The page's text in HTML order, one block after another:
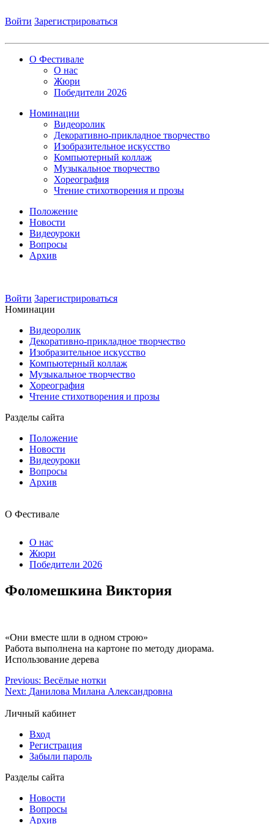
Войти Зарегистрироваться
О Фестивале
О нас
Жюри
Победители 2026
Номинации
Видеоролик
Декоративно-прикладное творчество
Изобразительное искусство
Компьютерный коллаж
Музыкальное творчество
Хореография
Чтение стихотворения и прозы
Положение
Новости
Видеоуроки
Вопросы
Архив
Войти Зарегистрироваться
Номинации
Видеоролик
Декоративно-прикладное творчество
Изобразительное искусство
Компьютерный коллаж
Музыкальное творчество
Хореография
Чтение стихотворения и прозы
Разделы сайта
Положение
Новости
Видеоуроки
Вопросы
Архив
О Фестивале
О нас
Жюри
Победители 2026
Фоломешкина Виктория
«Они вместе шли в одном строю»
Работа выполнена на картоне по методу диорама.
Использование дерева
Previous: Весёлые нотки
Next: Данилова Милана Александровна
Личный кабинет
Вход
Регистрация
Забыли пароль
Разделы сайта
Новости
Вопросы
Архив